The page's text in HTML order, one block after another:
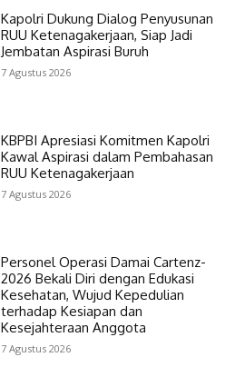
Kapolri Dukung Dialog Penyusunan
RUU Ketenagakerjaan, Siap Jadi
Jembatan Aspirasi Buruh
7 Agustus 2026
KBPBI Apresiasi Komitmen Kapolri
Kawal Aspirasi dalam Pembahasan
RUU Ketenagakerjaan
7 Agustus 2026
Personel Operasi Damai Cartenz-
2026 Bekali Diri dengan Edukasi
Kesehatan, Wujud Kepedulian
terhadap Kesiapan dan
Kesejahteraan Anggota
7 Agustus 2026